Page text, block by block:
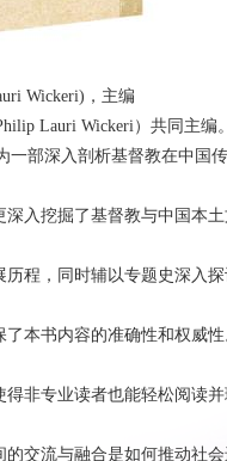
Wickeri)，主编
Lauri Wickeri）共同主
部深入剖析基督教在中国
入挖掘了基督教与中国本
程，同时辅以专题史深入
本书内容的准确性和权威
非专业读者也能轻松阅读
交流与融合是如何推动社